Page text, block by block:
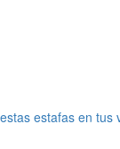
estafas en tus